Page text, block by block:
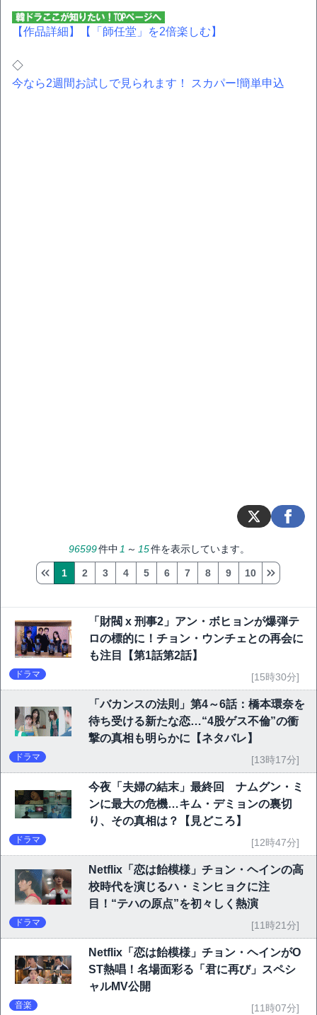
【作品詳細】 【「師任堂」を2倍楽しむ】
◇
今なら2週間お試しで見られます！ スカパー!簡単申込
96599件中 1 ～ 15件を表示しています。
1 2 3 4 5 6 7 8 9 10
「財閥 x 刑事2」アン・ボヒョンが爆弾テ
ロの標的に！チョン・ウンチェとの再会に
も注目【第1話第2話】
ドラマ [15時30分]
「バカンスの法則」第4～6話：橋本環奈を
待ち受ける新たな恋…“4股ゲス不倫”の衝
撃の真相も明らかに【ネタバレ】
ドラマ [13時17分]
今夜「夫婦の結末」最終回 ナムグン・ミ
ンに最大の危機…キム・デミョンの裏切
り、その真相は？【見どころ】
ドラマ [12時47分]
Netflix「恋は飴模様」チョン・ヘインの高
校時代を演じるハ・ミンヒョクに注
目！“テハの原点”を初々しく熱演
ドラマ [11時21分]
Netflix「恋は飴模様」チョン・ヘインがO
ST熱唱！名場面彩る「君に再び」スペシ
ャルMV公開
音楽 [11時07分]